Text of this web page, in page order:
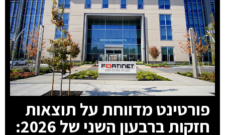
פורטינט מדווחת על תוצאות
חזקות ברבעון השני של 2026: